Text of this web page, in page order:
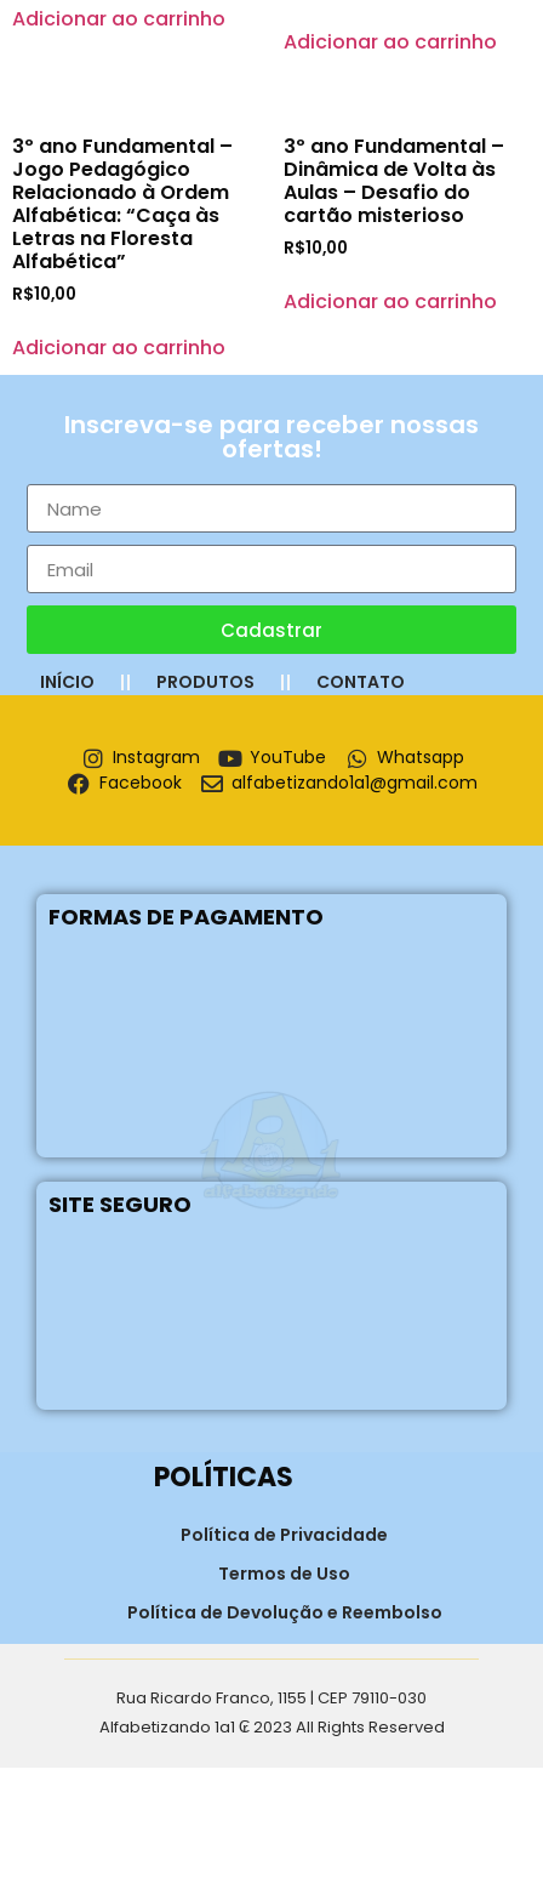
Adicionar ao carrinho
Adicionar ao carrinho
3º ano Fundamental –
Jogo Pedagógico
Relacionado à Ordem
Alfabética: “Caça às
Letras na Floresta
Alfabética”
R$10,00
Adicionar ao carrinho
3º ano Fundamental –
Dinâmica de Volta às
Aulas – Desafio do
cartão misterioso
R$10,00
Adicionar ao carrinho
Inscreva-se para receber nossas
ofertas!
Cadastrar
INÍCIO PRODUTOS CONTATO
Instagram YouTube
Whatsapp
Facebook
alfabetizando1a1@gmail.com
FORMAS DE PAGAMENTO
SITE SEGURO
POLÍTICAS
Política de Privacidade
Termos de Uso
Política de Devolução e Reembolso
Rua Ricardo Franco, 1155 | CEP 79110-030
Alfabetizando 1a1 ₢ 2023 All Rights Reserved